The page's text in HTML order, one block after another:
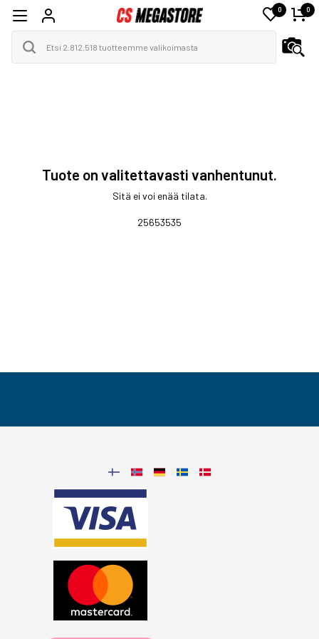
0 0
Tuote on valitettavasti vanhentunut.
Sitä ei voi enää tilata.
25653535